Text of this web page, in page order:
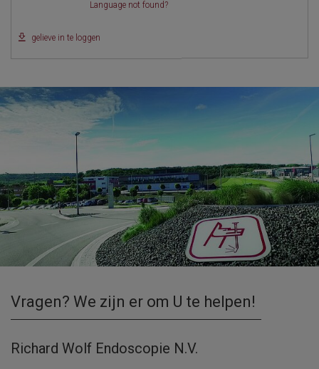
Language not found?
gelieve in te loggen
Vragen? We zijn er om U te helpen!
Richard Wolf Endoscopie N.V.